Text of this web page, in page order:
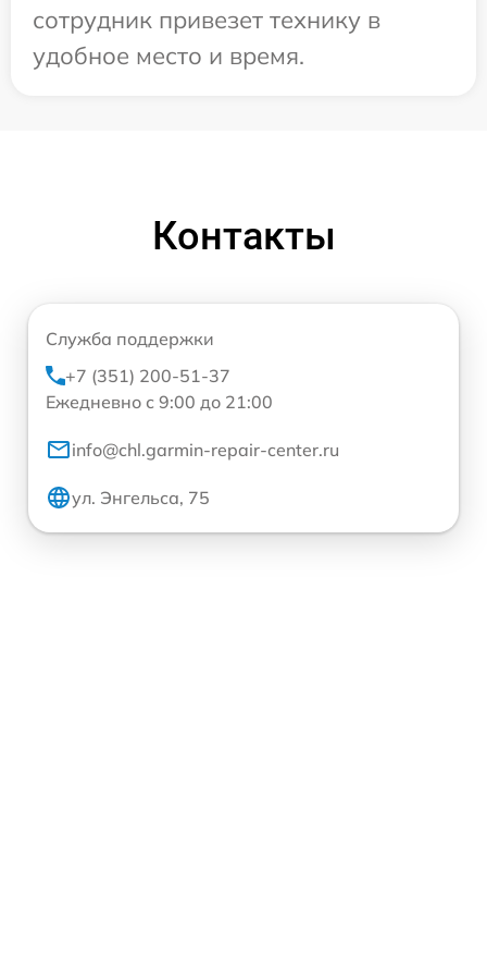
сотрудник привезет технику в
удобное место и время.
Контакты
Служба поддержки
+7 (351) 200-51-37
Ежедневно с 9:00 до 21:00
info@chl.garmin-repair-center.ru
ул. Энгельса, 75